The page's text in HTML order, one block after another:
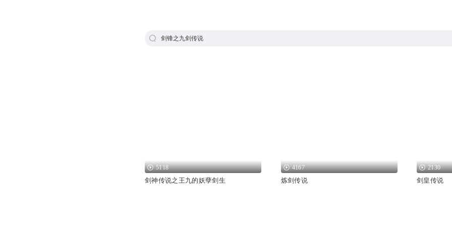
剑锋之九剑传说
5118
剑神传说之王九的妖孽剑生
4167
炼剑传说
2130
剑皇传说